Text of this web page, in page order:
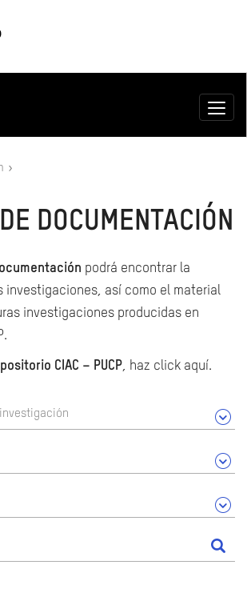
DOCUMENTACIÓN
podrá encontrar la
investigaciones, así como el material
investigaciones producidas en
CIAC – PUCP, haz click aquí.
investigación